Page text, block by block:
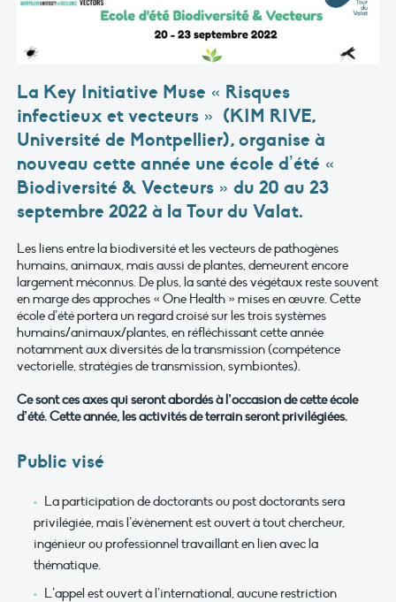
La Key Initiative Muse « Risques
infectieux et vecteurs » (KIM RIVE,
Université de Montpellier), organise à
nouveau cette année une école d’été «
Biodiversité & Vecteurs » du 20 au 23
septembre 2022 à la Tour du Valat.
Les liens entre la biodiversité et les vecteurs de pathogènes
humains, animaux, mais aussi de plantes, demeurent encore
largement méconnus. De plus, la santé des végétaux reste souvent
en marge des approches « One Health » mises en œuvre. Cette
école d’été portera un regard croisé sur les trois systèmes
humains/animaux/plantes, en réfléchissant cette année
notamment aux diversités de la transmission (compétence
vectorielle, stratégies de transmission, symbiontes).
Ce sont ces axes qui seront abordés à l’occasion de cette école
d’été. Cette année, les activités de terrain seront privilégiées.
Public visé
La participation de doctorants ou post doctorants sera
privilégiée, mais l’évènement est ouvert à tout chercheur,
ingénieur ou professionnel travaillant en lien avec la
thématique.
L’appel est ouvert à l’international, aucune restriction